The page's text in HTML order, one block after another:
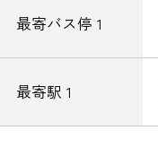
最寄バス停 1
最寄駅 1